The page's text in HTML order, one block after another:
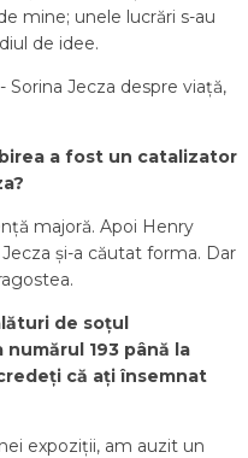
mine; unele lucrări s-au
de idee.
a fost un catalizator
majoră. Apoi Henry
și-a căutat forma. Dar
de soțul
193 până la
că ați însemnat
expoziții, am auzit un